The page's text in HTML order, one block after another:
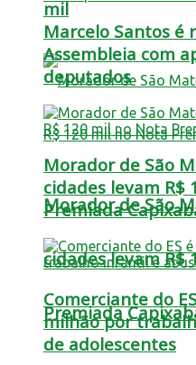
mil
Morador de São
cidades levam R$
Premiada
Marcelo Santos é
Assembleia com
deputados
Morador de São
cidades levam R$
Premiada
Comerciante do
milhão por
de adolescentes